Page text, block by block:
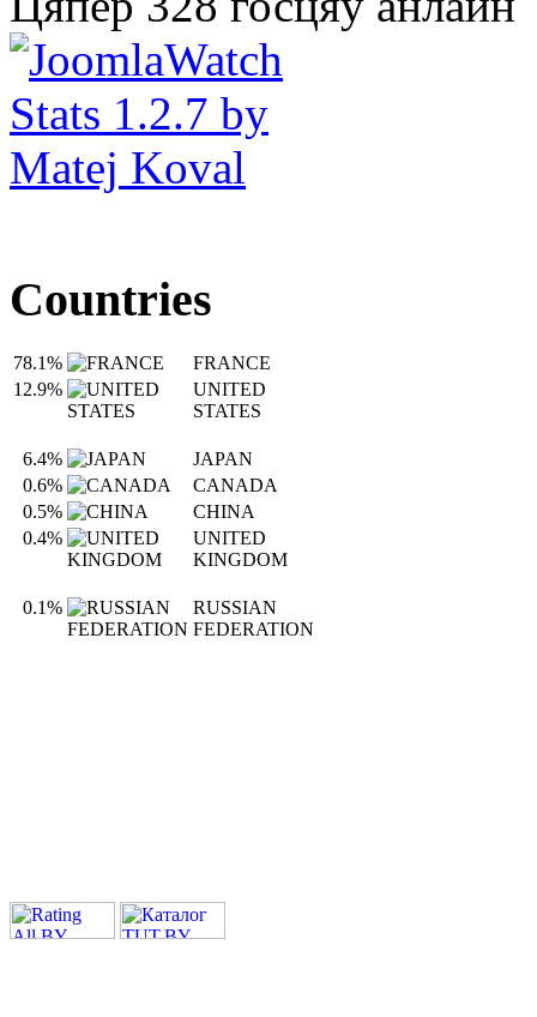
Countries
78.1%
FRANCE
12.9%
UNITED
STATES
6.4%
JAPAN
0.6%
CANADA
0.5%
CHINA
0.4%
UNITED
KINGDOM
0.1%
RUSSIAN
FEDERATION